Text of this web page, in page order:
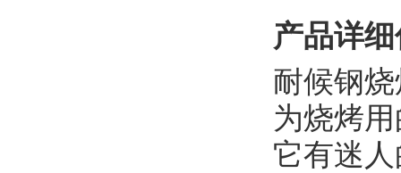
产品详
耐候钢
为烧烤
它有迷